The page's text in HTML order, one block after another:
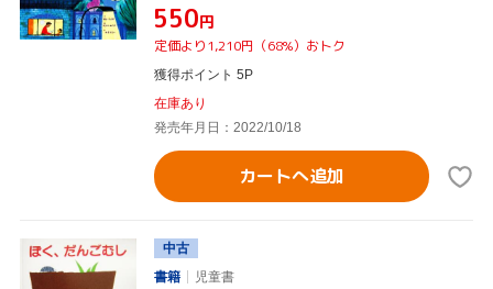
¥550円
定価より1,210円（68%）おトク
獲得ポイント 5P
在庫あり
発売年月日：2022/10/18
カートへ追加
中古
書籍
児童書